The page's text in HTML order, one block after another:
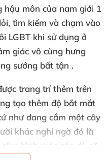
hậu môn của nam giới 1
, tìm kiếm và chạm vào
LGBT khi sử dụng ở
giác vô cùng hưng
sướng bất tận .
trang trí thêm trên
tạo thêm độ bắt mắt
như đang cầm một cây
khác nghi ngờ đó là
cầm hình móc cán dù
sẽ